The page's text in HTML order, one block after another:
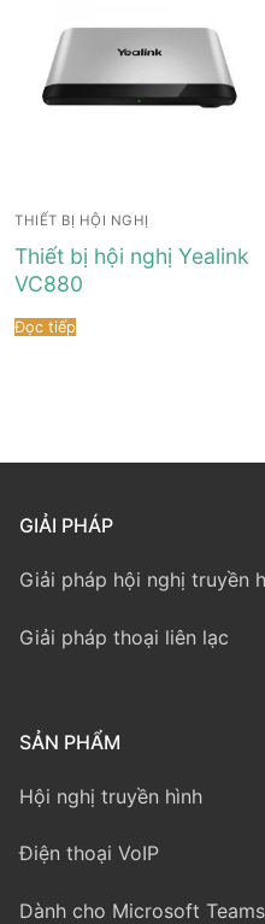
THIẾT BỊ HỘI NGHỊ
Thiết bị hội nghị Yealink
VC880
Đọc tiếp
GIẢI PHÁP
Giải pháp hội nghị truyền
Giải pháp thoại liên lạc
SẢN PHẨM
Hội nghị truyền hình
Điện thoại VoIP
Dành cho Microsoft Teams